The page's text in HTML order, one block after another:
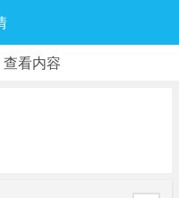
最新发表
查看内容